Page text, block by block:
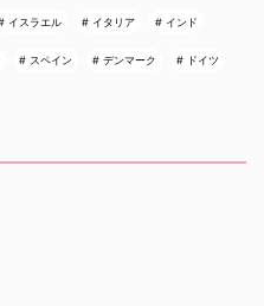
イスラエル イタリア インド
スペイン デンマーク ドイツ